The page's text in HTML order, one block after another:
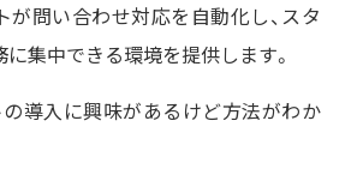
が問い合わせ対応を自動化し、スタ
集中できる環境を提供します。
の導入に興味があるけど方法がわか